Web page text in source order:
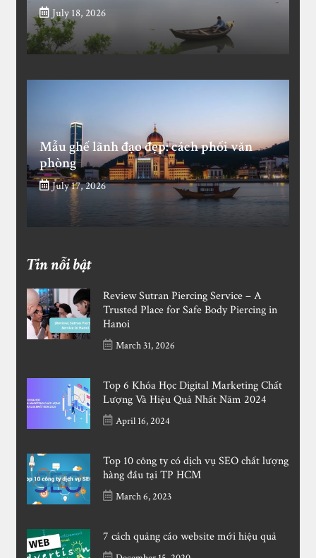
July 18, 2026
Mẫu ghế lãnh đạo đẹp: cách phối văn
phòng
July 17, 2026
Tin nỗi bật
Review Sutran Piercing Service – A
Trusted Place for Safe Body Piercing in
Hanoi
March 31, 2026
Top 6 Khóa Học Digital Marketing Chất
Lượng Và Hiệu Quả Nhất Năm 2024
April 16, 2024
Top 10 công ty có dịch vụ SEO chất lượng
hàng đầu tại TP HCM
March 6, 2023
7 cách quảng cáo website mới hiệu quả